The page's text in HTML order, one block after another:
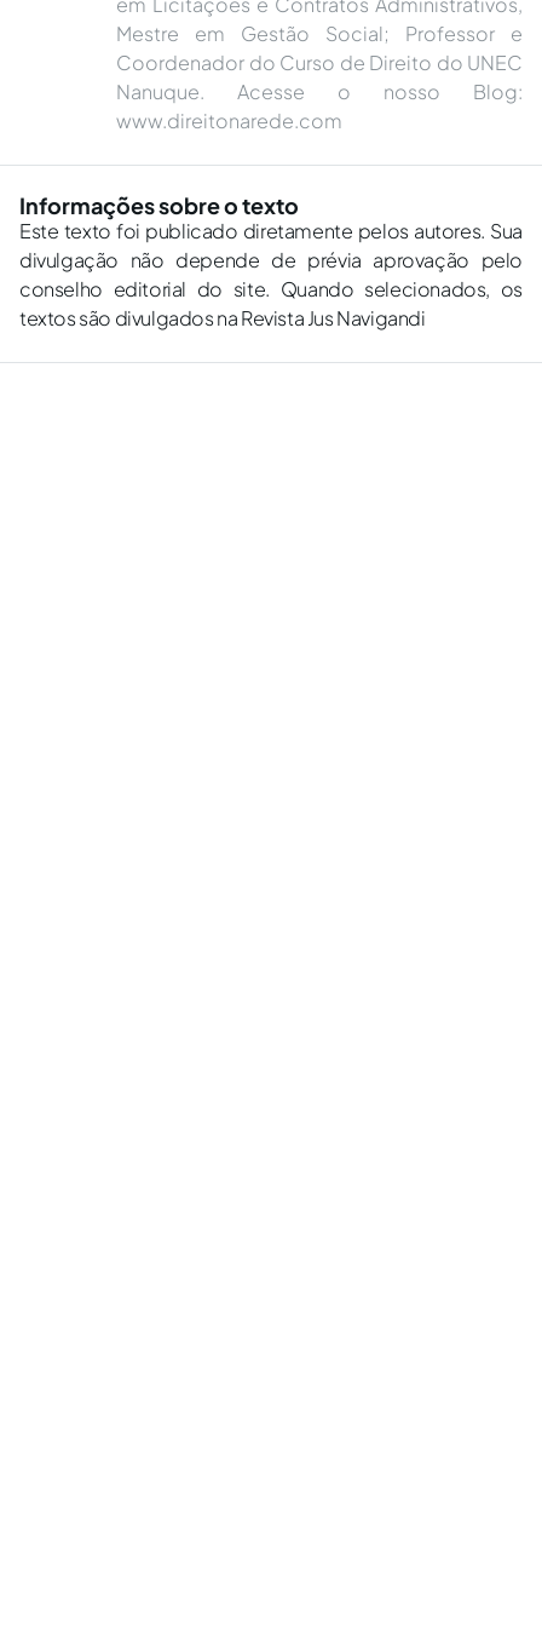
Mestre em Gestão Social; Professor e
Coordenador do Curso de Direito do UNEC
Nanuque. Acesse o nosso Blog:
www.direitonarede.com
Informações sobre o texto
Este texto foi publicado diretamente pelos autores. Sua
divulgação não depende de prévia aprovação pelo
conselho editorial do site. Quando selecionados, os
textos são divulgados na Revista Jus Navigandi